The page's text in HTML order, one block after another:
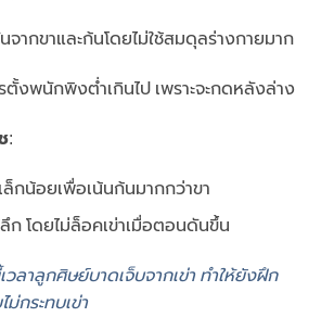
ากขาและก้นโดยไม่ใช้สมดุลร่างกายมาก
ตั้งพนักพิงต่ำเกินไป เพราะจะกดหลังล่าง
:
ล็กน้อยเพื่อเน้นก้นมากกว่าขา
ก โดยไม่ล็อคเข่าเมื่อตอนดันขึ้น
วลาลูกศิษย์บาดเจ็บจากเข่า ทำให้ยังฝึก
ม่กระทบเข่า